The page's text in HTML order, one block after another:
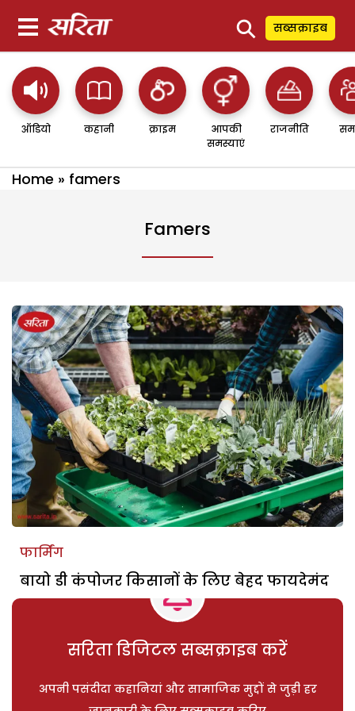
⚲ सब्सक्राइब
ऑडियो कहानी क्राइम
आपकी
समस्याएं
राजनीति
Home » famers
Famers
फार्मिंग
बायो डी कंपोजर किसानों के लिए बेहद फायदेमंद
सरिता डिजिटल सब्सक्राइब करें
अपनी पसंदीदा कहानियां और सामाजिक मुद्दों से जुड़ी हर